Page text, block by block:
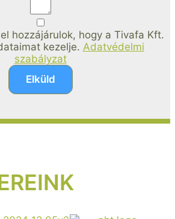
hozzájárulok, hogy a Tivafa Kft.
kezelje. Adatvédelmi
szabályzat
Elküld